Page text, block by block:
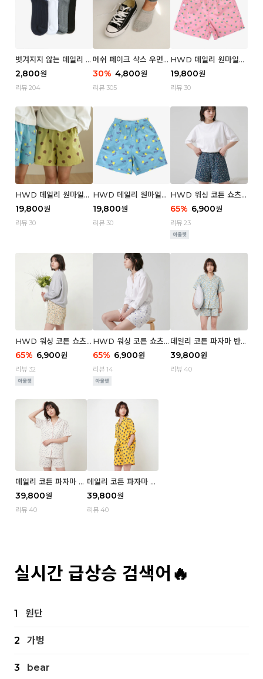
벗겨지지 않는 데일리 페
이크 삭스 (맨)
2,800원
리뷰 204
메쉬 페이크 삭스 우먼 3
P
30% 4,800원
리뷰 305
HWD 데일리 원마일
쇼츠 - 04 Aroma (우
먼)
19,800원
리뷰 30
HWD 데일리 원마일
쇼츠 - 03 Poodle (우
먼)
19,800원
리뷰 30
HWD 데일리 원마일
쇼츠 - 02 Chouchou
(우먼)
19,800원
리뷰 30
HWD 워싱 코튼 쇼츠
(우먼) - 03 Berry tre
e
65% 6,900원
리뷰 23
HWD 워싱 코튼 쇼츠
(우먼) - 02 Retro flo
wer
65% 6,900원
리뷰 32
HWD 워싱 코튼 쇼츠
(우먼) - 01 Blue whal
e
65% 6,900원
리뷰 14
데일리 코튼 파자마 반팔
세트 (우먼) - 03 Sum
mer lane
39,800원
리뷰 40
데일리 코튼 파자마 반
팔 세트 (우먼) - 02
Blue cherry
39,800원
리뷰 40
데일리 코튼 파자마 반
팔 세트 (우먼) - 01 Mi
z
39,800원
리뷰 40
실시간 급상승 검색어🔥
1 원단
2 가벙
3 bear